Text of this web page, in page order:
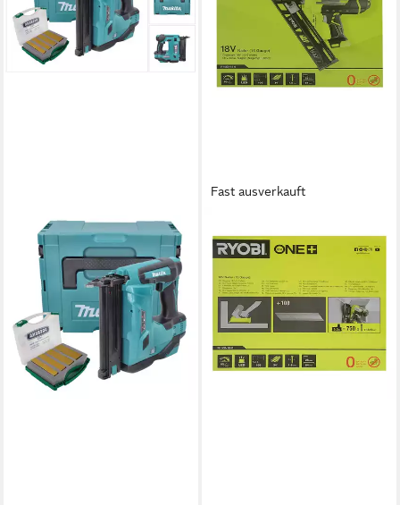
Fast ausverkauft
Akku-Tacker Ryobi R15GN18-
Akku-Nagler ohne Akku, (1
265,90 €
lieferbar - in 3-4 Werktagen bei dir